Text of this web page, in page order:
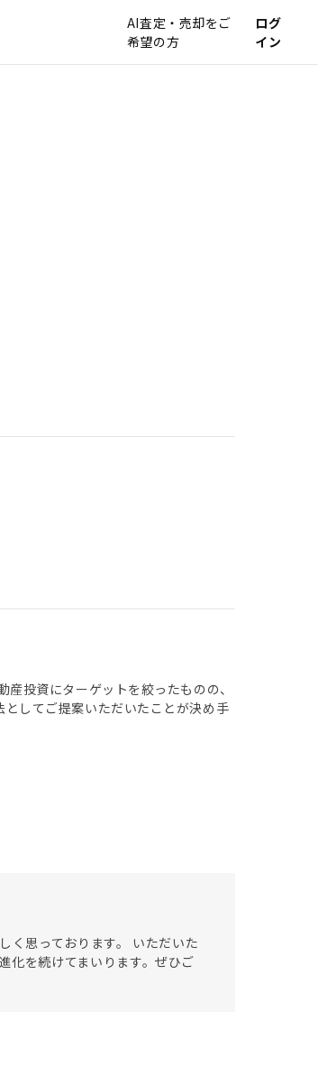
AI査定・売却をご
希望の方
ログ
イン
投資にターゲットを絞ったものの、
してご提案いただいたことが決め手
く思っております。 いただいた
化を続けてまいります。ぜひご